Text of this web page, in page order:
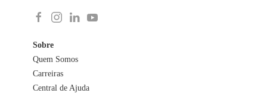
Sobre
Quem Somos
Carreiras
Central de Ajuda